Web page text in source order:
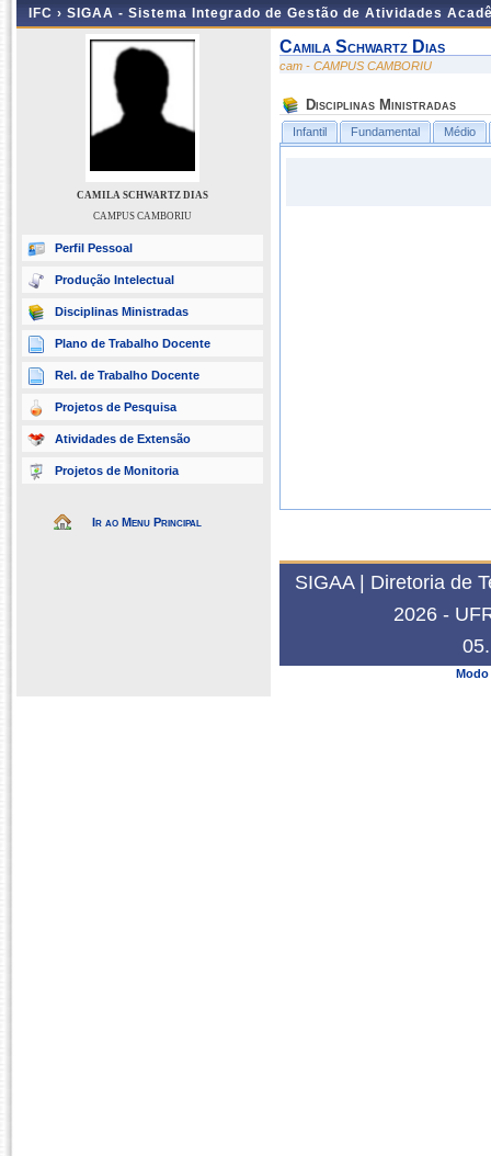
IFC › SIGAA - Sistema Integrado de Gestão de Atividades
CAMILA SCHWARTZ DIAS
CAMPUS CAMBORIU
Perfil Pessoal
Produção Intelectual
Disciplinas Ministradas
Plano de Trabalho Docente
Rel. de Trabalho Docente
Projetos de Pesquisa
Atividades de Extensão
Projetos de Monitoria
Ir ao Menu Principal
Camila Schwartz Dias
cam - CAMPUS CAMBORIU
Disciplinas Ministradas
Infantil Fundamental Médio
SIGAA | Diretoria de
2026 -
Modo